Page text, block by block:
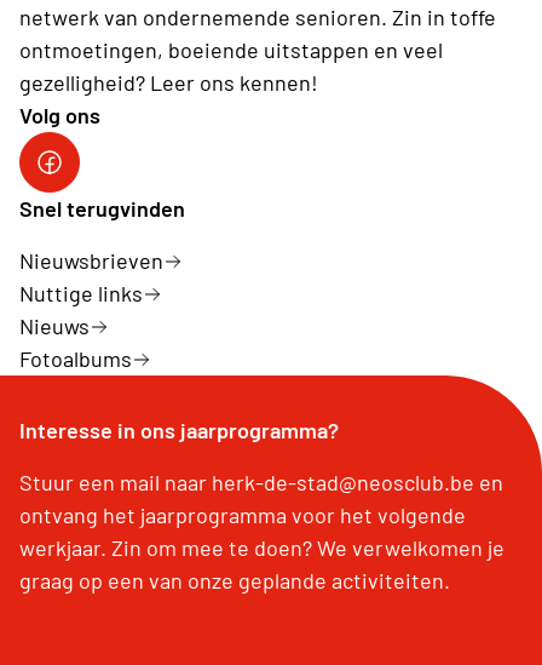
netwerk van ondernemende senioren. Zin in toffe
ontmoetingen, boeiende uitstappen en veel
gezelligheid? Leer ons kennen!
Volg ons
Facebook Herk-de-Stad
Snel terugvinden
Nieuwsbrieven
Nuttige links
Nieuws
Fotoalbums
Interesse in ons jaarprogramma?
Stuur een mail naar herk-de-stad@neosclub.be en
ontvang het jaarprogramma voor het volgende
werkjaar. Zin om mee te doen? We verwelkomen je
graag op een van onze geplande activiteiten.